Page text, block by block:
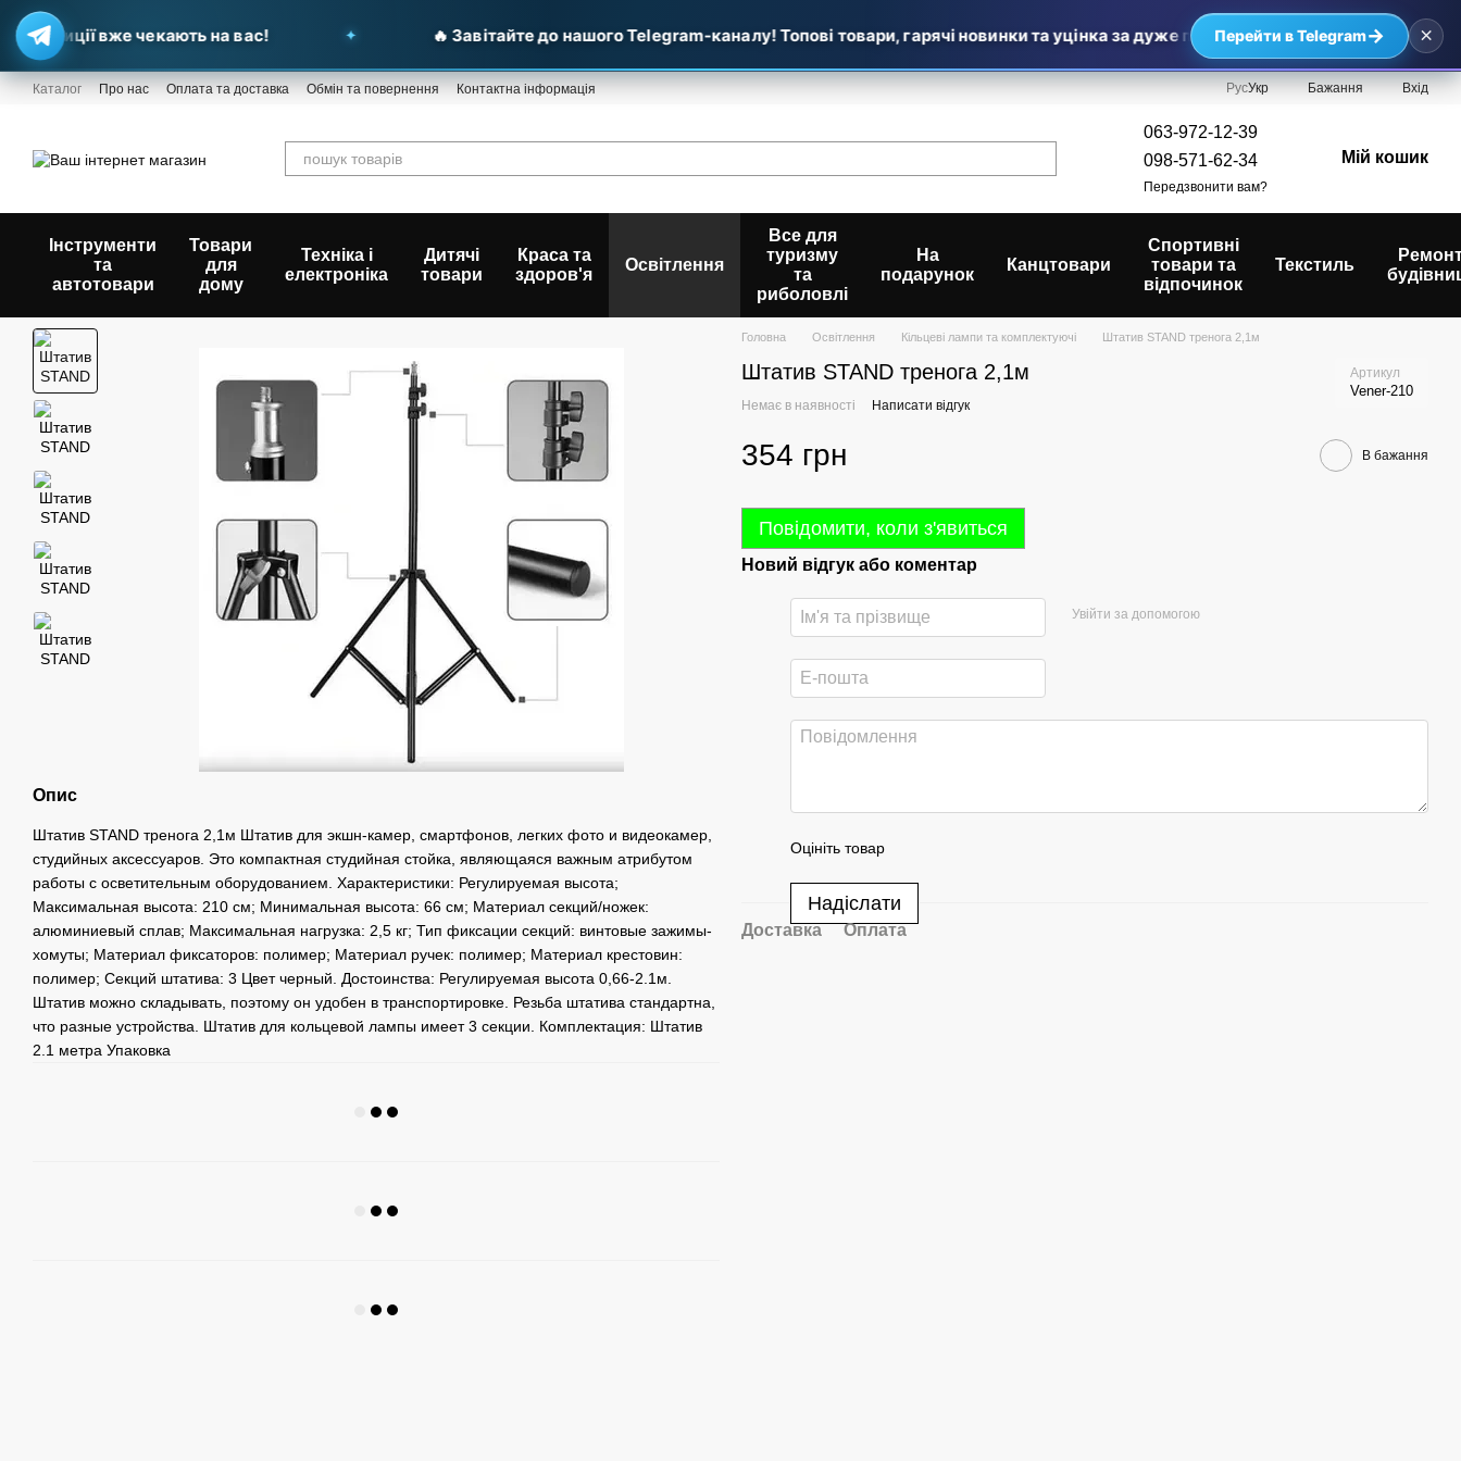
вже чекають на вас! 🔥 Завітайте до нашого Telegram-каналу! Топові товари, гарячі новинки та уцінка за дуже приємними цінами — найвигідніші
Перейти в Telegram→ ×
Перейти до основного контенту
Каталог Про нас Оплата та доставка Обмін та повернення Контактна інформація РусУкр Бажання Вхід
063-972-12-39
098-571-62-34
Передзвонити вам?
Мій кошик
Інструменти
та
автотовари
Товари
для
дому
Техніка і
електроніка
Дитячі
товари
Краса та
здоров'я
Освітлення
Все для
туризму
та
риболовлі
На
подарунок
Канцтовари
Спортивні
товари та
відпочинок
Текстиль
Опис
Штатив STAND тренога 2,1м Штатив для экшн-камер, смартфонов, легких фото и видеокамер,
студийных аксессуаров. Это компактная студийная стойка, являющаяся важным атрибутом
работы с осветительным оборудованием. Характеристики: Регулируемая высота;
Максимальная высота: 210 см; Минимальная высота: 66 см; Материал секций/ножек:
алюминиевый сплав; Максимальная нагрузка: 2,5 кг; Тип фиксации секций: винтовые зажимы-
хомуты; Материал фиксаторов: полимер; Материал ручек: полимер; Материал крестовин:
полимер; Секций штатива: 3 Цвет черный. Достоинства: Регулируемая высота 0,66-2.1м.
Штатив можно складывать, поэтому он удобен в транспортировке. Резьба штатива стандартна,
что разные устройства. Штатив для кольцевой лампы имеет 3 секции. Комплектация: Штатив
2.1 метра Упаковка
Головна Освітлення Кільцеві лампи та комплектуючі Штатив STAND тренога 2,1м
Штатив STAND тренога 2,1м Артикул
Vener-210
Немає в наявності Написати відгук
354 грн В бажання
Повідомити, коли з'явиться
Новий відгук або коментар
Увійти за допомогою
Оцініть товар
Надіслати
Доставка Оплата